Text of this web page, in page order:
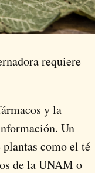
requiere
y la
Un
como el té
de la UNAM o